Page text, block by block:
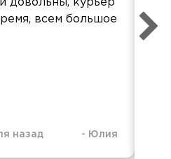
довольны, курьер
всем большое
назад - Юлия